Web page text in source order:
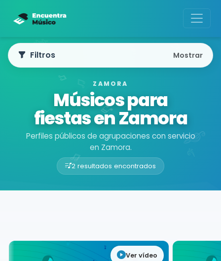
ZAMORA
Músicos para
fiestas en Zamora
Perfiles públicos de agrupaciones con servicio
en Zamora.
2 resultados encontrados
Buscador de músicos
Filtros Mostrar
Ver vídeo